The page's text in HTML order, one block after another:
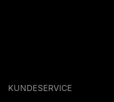
KUNDESERVICE